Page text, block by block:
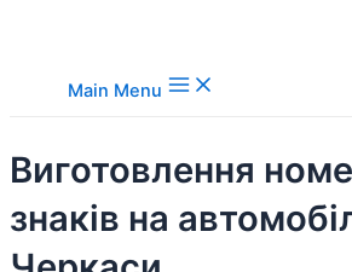
Main Menu
Виготовлення
знаків на